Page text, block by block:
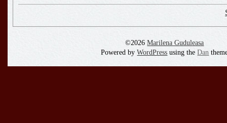
©2026Marilena Guduleasa
Powered byWordPress using theDan